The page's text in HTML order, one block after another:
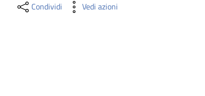
Condividi Vedi azioni